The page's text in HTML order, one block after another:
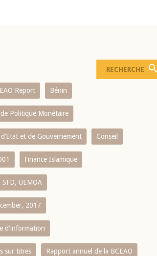
Report Bénin
Politique Monétaire
et de Gouvernement Conseil
Finance Islamique
UEMOA
2017
d'information
sur titres Rapport annuel de la BCEAO